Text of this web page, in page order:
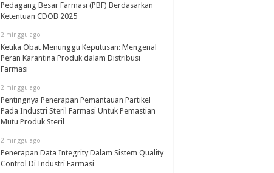
Pedagang Besar Farmasi (PBF) Berdasarkan
Ketentuan CDOB 2025
2 minggu ago
Ketika Obat Menunggu Keputusan: Mengenal
Peran Karantina Produk dalam Distribusi
Farmasi
2 minggu ago
Pentingnya Penerapan Pemantauan Partikel
Pada Industri Steril Farmasi Untuk Pemastian
Mutu Produk Steril
2 minggu ago
Penerapan Data Integrity Dalam Sistem Quality
Control Di Industri Farmasi